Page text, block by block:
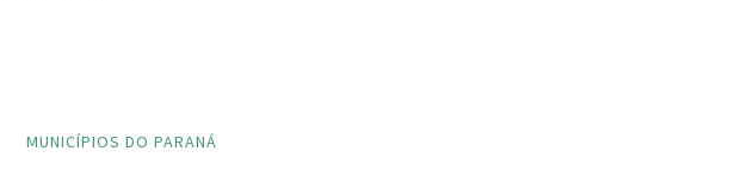
MUNICÍPIOS DO PARANÁ